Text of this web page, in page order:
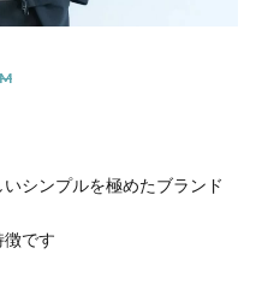
シンプルを極めたブランド
です